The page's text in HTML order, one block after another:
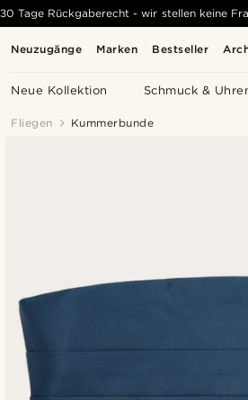
Neuzugänge Marken Bestseller
Neue Kollektion Schmuck &
30 Tage Rückgaberecht - wir stellen keine
Fliegen Kummerbunde